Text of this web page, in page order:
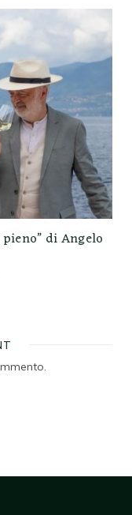
di Angelo